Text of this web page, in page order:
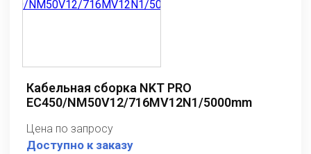
Кабельная сборка NKT PRO
EC450/NM50V12/716MV12N1/5000mm
Цена по запросу
Доступно к заказу